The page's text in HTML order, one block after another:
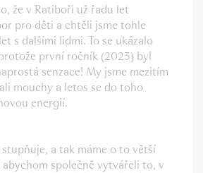
že v Ratiboři už řadu let
pro děti a chtěli jsme tohle
s dalšími lidmi. To se ukázalo
první ročník (2023) byl
senzace! My jsme mezitím
mouchy a letos se do toho
energií.
stupňuje, a tak máme o to větší
společně vytvářeli to, v